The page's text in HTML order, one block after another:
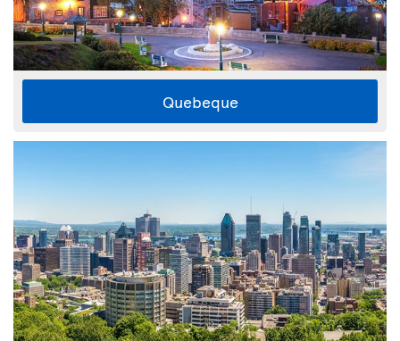
Quebeque